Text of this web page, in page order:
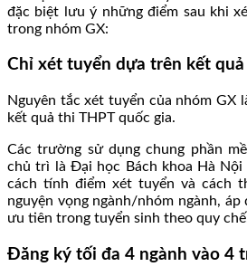
đặc biệt lưu ý những điểm sau khi
trong nhóm GX:
Chỉ xét tuyển dựa trên kết quả
Nguyên tắc xét tuyển của nhóm GX
kết quả thi THPT quốc gia.
Các trường sử dụng chung phần
chủ trì là Đại học Bách khoa Hà Nội
cách tính điểm xét tuyển và cách
nguyện vọng ngành/nhóm ngành,
ưu tiên trong tuyển sinh theo quy
Đăng ký tối đa 4 ngành vào 4